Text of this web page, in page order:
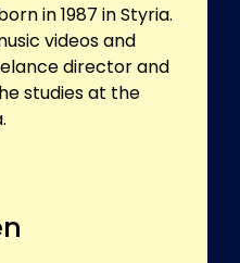
in 1987 in Styria.
videos and
director and
studies at the